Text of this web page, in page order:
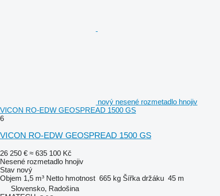
nový nesené rozmetadlo hnojiv
VICON RO-EDW GEOSPREAD 1500 GS
6
VICON RO-EDW GEOSPREAD 1500 GS
26 250 € ≈ 635 100 Kč
Nesené rozmetadlo hnojiv
Stav nový
Objem 1,5 m³ Netto hmotnost 665 kg Šířka držáku 45 m
Slovensko, Radošina